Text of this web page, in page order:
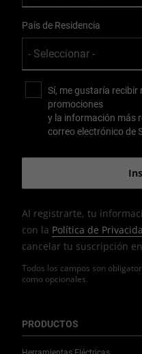
Todos los campos son
como opcionales.
País de Residencia
Sí, me gustaría recibir
promociones
y la información más
correo electrónico de
Al registrarte, tu
con la Política de
cancelar tu suscripción
PRODUCTOS